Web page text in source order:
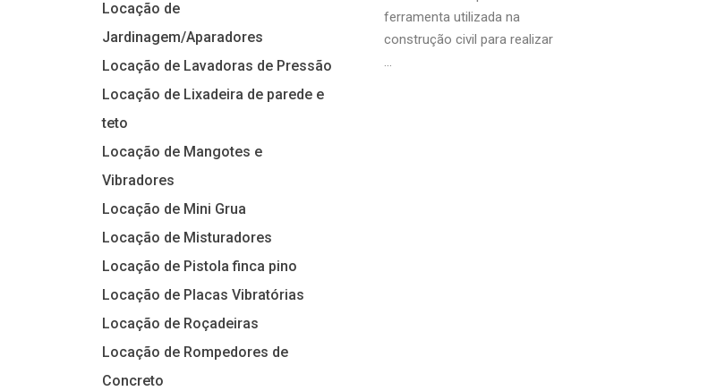
Locação de
Jardinagem/Aparadores
Locação de Lavadoras de Pressão
Locação de Lixadeira de parede e
teto
Locação de Mangotes e
Vibradores
Locação de Mini Grua
Locação de Misturadores
Locação de Pistola finca pino
Locação de Placas Vibratórias
Locação de Roçadeiras
Locação de Rompedores de
Concreto
ferramenta utilizada na
construção civil para realizar
...